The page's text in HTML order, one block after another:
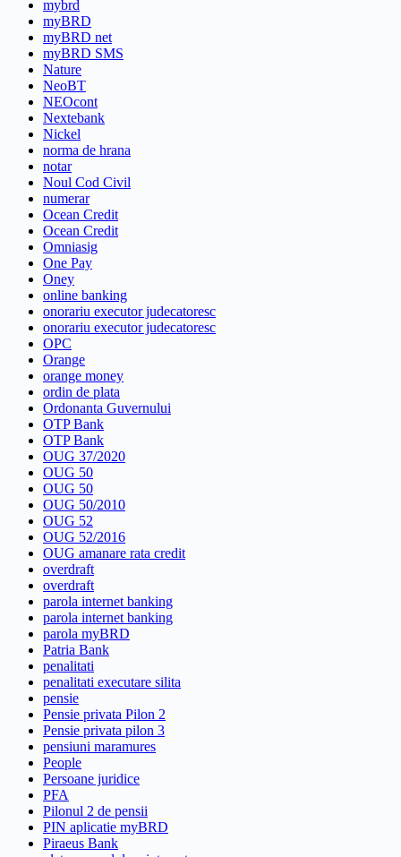
mybrd
myBRD
myBRD net
myBRD SMS
Nature
NeoBT
NEOcont
Nextebank
Nickel
norma de hrana
notar
Noul Cod Civil
numerar
Ocean Credit
Ocean Credit
Omniasig
One Pay
Oney
online banking
onorariu executor judecatoresc
onorariu executor judecatoresc
OPC
Orange
orange money
ordin de plata
Ordonanta Guvernului
OTP Bank
OTP Bank
OUG 37/2020
OUG 50
OUG 50
OUG 50/2010
OUG 52
OUG 52/2016
OUG amanare rata credit
overdraft
overdraft
parola internet banking
parola internet banking
parola myBRD
Patria Bank
penalitati
penalitati executare silita
pensie
Pensie privata Pilon 2
Pensie privata pilon 3
pensiuni maramures
People
Persoane juridice
PFA
Pilonul 2 de pensii
PIN aplicatie myBRD
Piraeus Bank